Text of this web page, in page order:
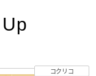
コクリコ